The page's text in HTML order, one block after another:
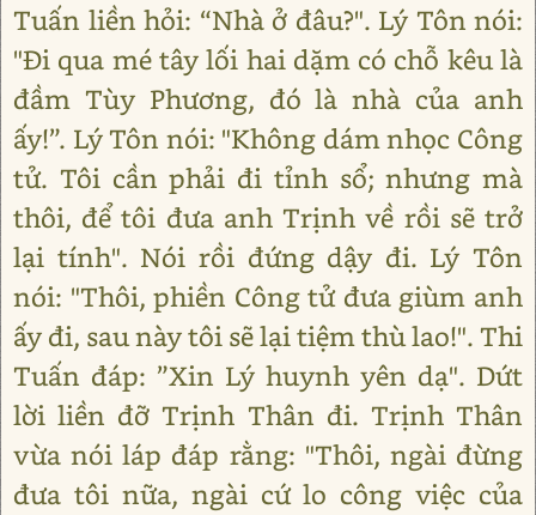
Tuấn liền hỏi: “Nhà ở đâu?". Lý Tôn nói:
"Đi qua mé tây lối hai dặm có chỗ kêu là
đầm Tùy Phương, đó là nhà của anh
ấy!”. Lý Tôn nói: "Không dám nhọc Công
tử. Tôi cần phải đi tỉnh sổ; nhưng mà
thôi, để tôi đưa anh Trịnh về rồi sẽ trở
lại tính". Nói rồi đứng dậy đi. Lý Tôn
nói: "Thôi, phiền Công tử đưa giùm anh
ấy đi, sau này tôi sẽ lại tiệm thù lao!". Thi
Tuấn đáp: ”Xin Lý huynh yên dạ". Dứt
lời liền đỡ Trịnh Thân đi. Trịnh Thân
vừa nói láp đáp rằng: "Thôi, ngài đừng
đưa tôi nữa, ngài cứ lo công việc của